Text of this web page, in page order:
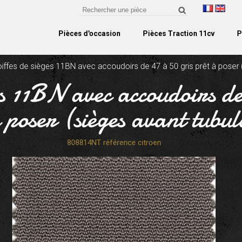
Pièces d'occasion Pièces Traction 11cv
de sièges 11BN avec accoudoirs de 47 à 50 gris prêt à poser
11BN avec accoudoirs
(sièges avant
808814NT référence citroen